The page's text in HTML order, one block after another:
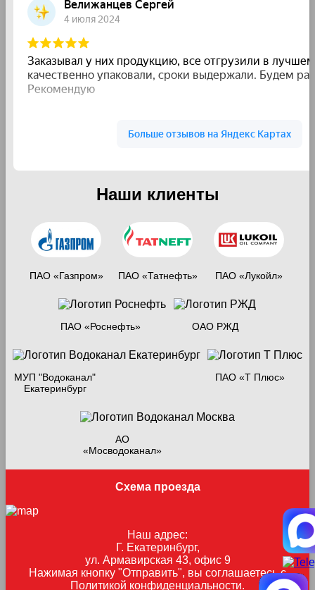
Наши клиенты
ПАО «Газпром» ПАО «Татнефть» ПАО «Лукойл»
ПАО «Роснефть» ОАО РЖД
МУП "Водоканал"
Екатеринбург
ПАО «Т Плюс»
АО
«Мосводоканал»
Схема проезда
Наш адрес:
Г. Екатеринбург,
ул. Армавирская 43, офис 9
Нажимая кнопку "Отправить", вы соглашаетесь с
Политикой конфиденциальности.